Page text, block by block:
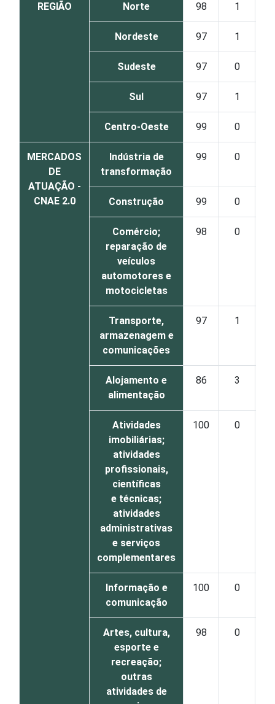
REGIÃO Norte 98 1
Nordeste 97 1
Sudeste 97 0
Sul 97 1
Centro-Oeste 99 0
MERCADOS
DE
ATUAÇÃO -
CNAE 2.0
Indústria de
transformação
99 0
Construção 99 0
Comércio;
reparação de
veículos
automotores e
motocicletas
98 0
Transporte,
armazenagem e
comunicações
97 1
Alojamento e
alimentação
86 3
Atividades
imobiliárias;
atividades
profissionais,
científicas
e técnicas;
atividades
administrativas
e serviços
complementares
100 0
Informação e
comunicação
100 0
Artes, cultura,
esporte e
recreação;
outras
atividades de
98 0